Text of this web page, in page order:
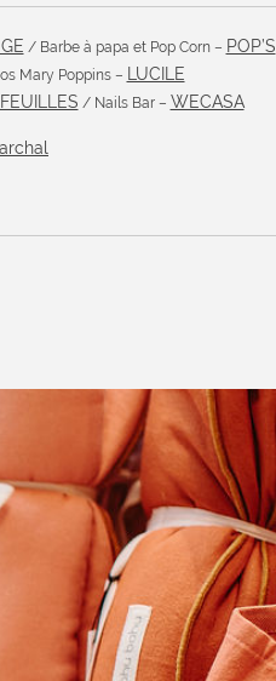
/ Barbe à papa et Pop Corn – POP’S
Mary Poppins – LUCILE
/ Nails Bar – WECASA